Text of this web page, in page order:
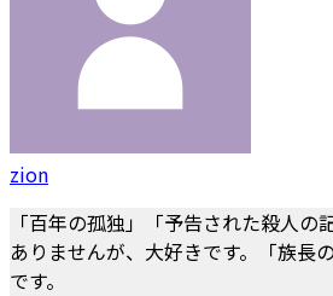
zion
「百年の孤独」「予告された殺人の
ありませんが、大好きです。「族長
です。